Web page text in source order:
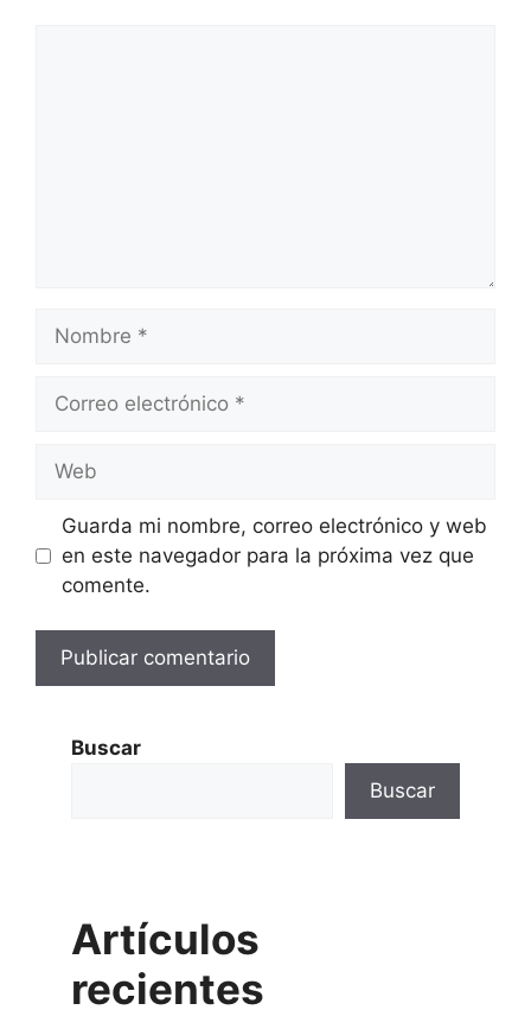
electrónico
Guarda mi nombre, correo electrónico y web
en este navegador para la próxima vez que
comente.
Buscar
Buscar
Artículos
recientes